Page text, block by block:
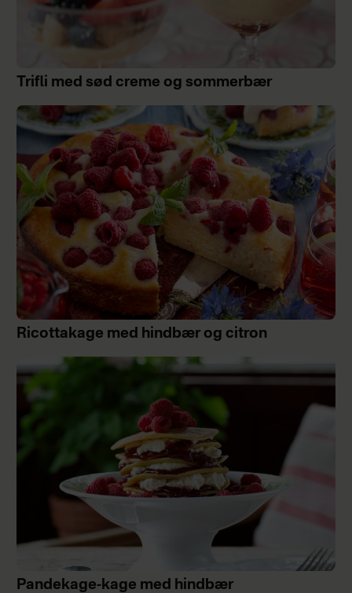
Trifli med sød creme og sommerbær
Ricottakage med hindbær og citron
Pandekage-kage med hindbær